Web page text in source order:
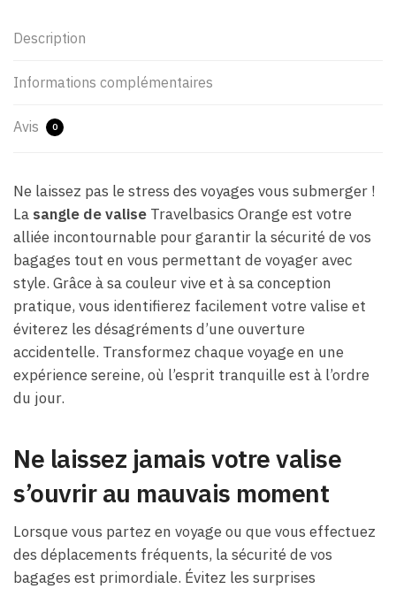
Description
Informations complémentaires
Avis 0
Ne laissez pas le stress des voyages vous submerger !
La sangle de valise Travelbasics Orange est votre
alliée incontournable pour garantir la sécurité de vos
bagages tout en vous permettant de voyager avec
style. Grâce à sa couleur vive et à sa conception
pratique, vous identifierez facilement votre valise et
éviterez les désagréments d’une ouverture
accidentelle. Transformez chaque voyage en une
expérience sereine, où l’esprit tranquille est à l’ordre
du jour.
Ne laissez jamais votre valise
s’ouvrir au mauvais moment
Lorsque vous partez en voyage ou que vous effectuez
des déplacements fréquents, la sécurité de vos
bagages est primordiale. Évitez les surprises